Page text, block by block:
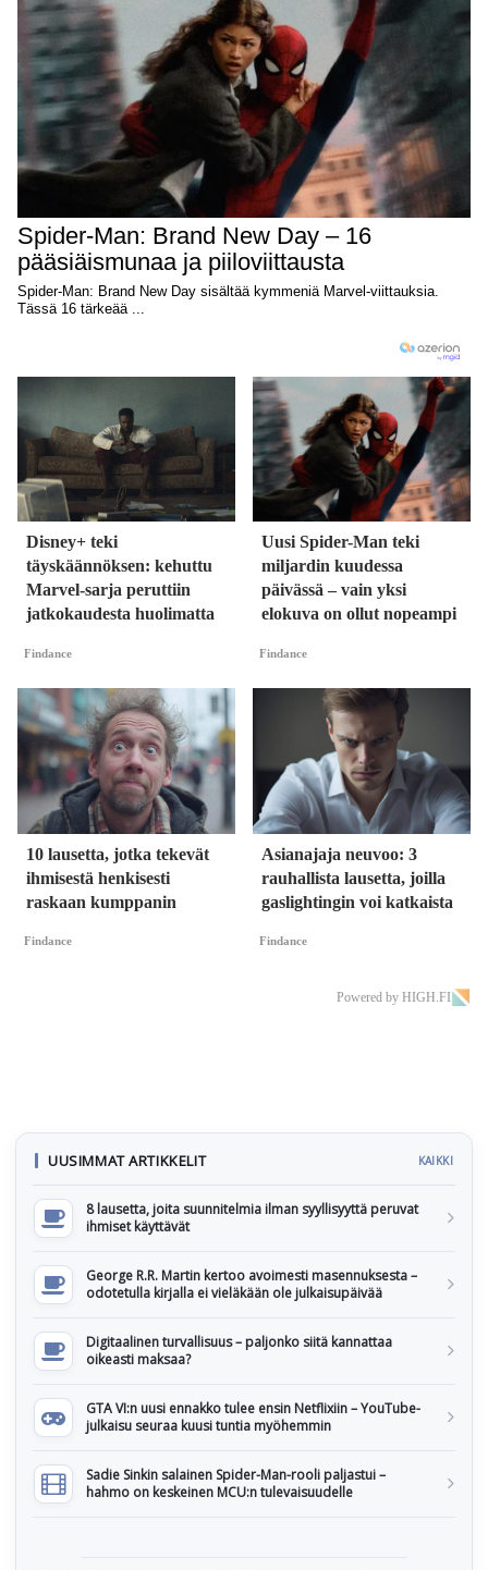
Disney+ teki
täyskäännöksen: kehuttu
Marvel-sarja peruttiin
jatkokaudesta huolimatta
Findance
Uusi Spider-Man teki
miljardin kuudessa
päivässä – vain yksi
elokuva on ollut nopeampi
Findance
10 lausetta, jotka tekevät
ihmisestä henkisesti
raskaan kumppanin
Findance
Asianajaja neuvoo: 3
rauhallista lausetta, joilla
gaslightingin voi katkaista
Findance
Powered by HIGH.FI
UUSIMMAT ARTIKKELIT KAIKKI
8 lausetta, joita suunnitelmia ilman syyllisyyttä peruvat
ihmiset käyttävät
George R.R. Martin kertoo avoimesti masennuksesta –
odotetulla kirjalla ei vieläkään ole julkaisupäivää
Digitaalinen turvallisuus – paljonko siitä kannattaa
oikeasti maksaa?
GTA VI:n uusi ennakko tulee ensin Netflixiin – YouTube-
julkaisu seuraa kuusi tuntia myöhemmin
Sadie Sinkin salainen Spider-Man-rooli paljastui –
hahmo on keskeinen MCU:n tulevaisuudelle